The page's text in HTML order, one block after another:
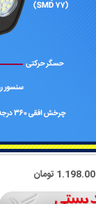
تومان